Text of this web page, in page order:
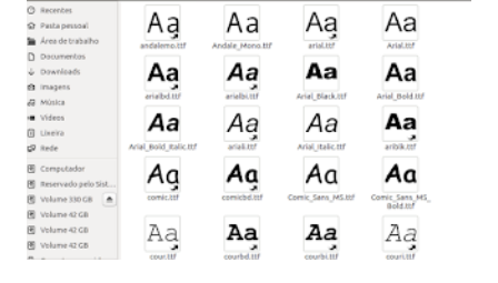
sudo apt-get update 2- Atualizar toda a distro: $ sudo apt-
get -f dist-upgrade ou update-manager -d -c 3- Instalar
pacotes: $ sudo apt-get install [nome do pacote] 4-
Procurar arquivos corrompidos: $ sudo apt-get check 5-
Corrigir problemas de dependências, concluir instalação de
pacotes pendentes e outros erros: $ sudo apt-get -f install
6- Se o comando sudo apt-get -f install nã...